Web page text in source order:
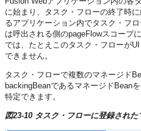
に始まり、タスク・フローの終了時
るアプリケーション内でタスク・フ
は呼出される側のpageFlowスコープ
では、たとえこのタスク・フローが
できません。
タスク・フローで複数のマネージド
backingBeanであるマネージドBean
特定できます。
図23-10 タスク・フローに登録され